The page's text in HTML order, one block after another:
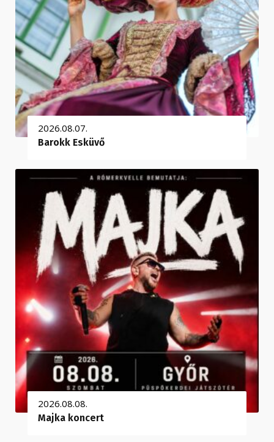
2026.08.07.
Barokk Esküvő
2026.08.08.
Majka koncert